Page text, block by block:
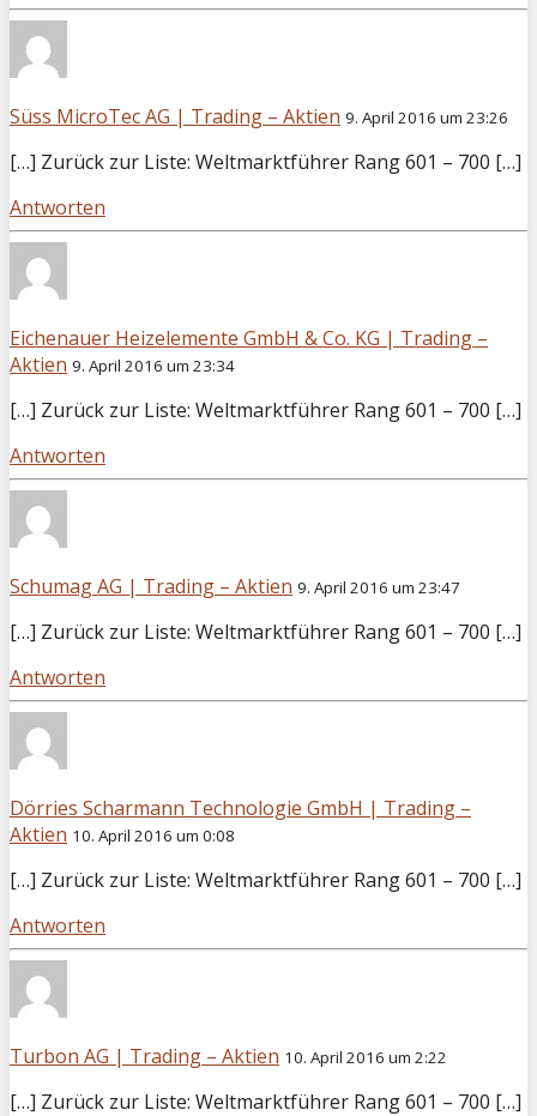
Süss MicroTec AG | Trading – Aktien 9. April 2016 um 23:26
[…] Zurück zur Liste: Weltmarktführer Rang 601 – 700 […]
Antworten
Eichenauer Heizelemente GmbH & Co. KG | Trading –
Aktien 9. April 2016 um 23:34
[…] Zurück zur Liste: Weltmarktführer Rang 601 – 700 […]
Antworten
Schumag AG | Trading – Aktien 9. April 2016 um 23:47
[…] Zurück zur Liste: Weltmarktführer Rang 601 – 700 […]
Antworten
Dörries Scharmann Technologie GmbH | Trading –
Aktien 10. April 2016 um 0:08
[…] Zurück zur Liste: Weltmarktführer Rang 601 – 700 […]
Antworten
Turbon AG | Trading – Aktien 10. April 2016 um 2:22
[…] Zurück zur Liste: Weltmarktführer Rang 601 – 700 […]